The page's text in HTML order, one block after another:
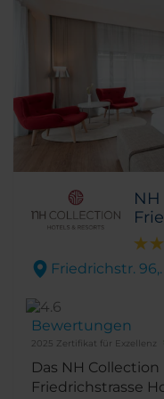
Friedrichstr. 96,.
Bewertungen
2025 Zertifikat für Exzellenz
Das NH
Friedrichstrasse